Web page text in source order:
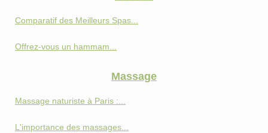
Comparatif des Meilleurs Spas...
Offrez-vous un hammam...
Massage
Massage naturiste à Paris :...
L'importance des massages...